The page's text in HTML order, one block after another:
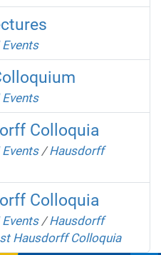
Colloquia
/Hausdorff
Colloquia
/Hausdorff
Hausdorff Colloquia